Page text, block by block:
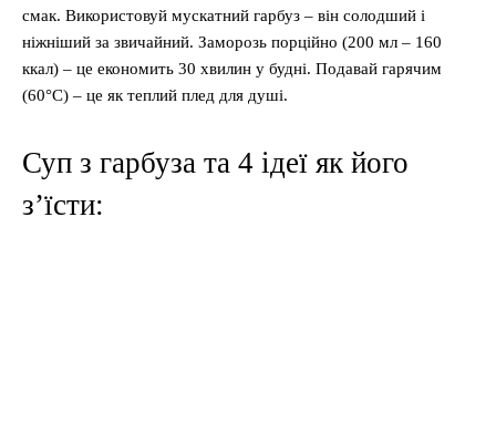
смак. Використовуй мускатний гарбуз – він солодший і
ніжніший за звичайний. Заморозь порційно (200 мл – 160
ккал) – це економить 30 хвилин у будні. Подавай гарячим
(60°C) – це як теплий плед для душі.
Суп з гарбуза та 4 ідеї як його
з’їсти: